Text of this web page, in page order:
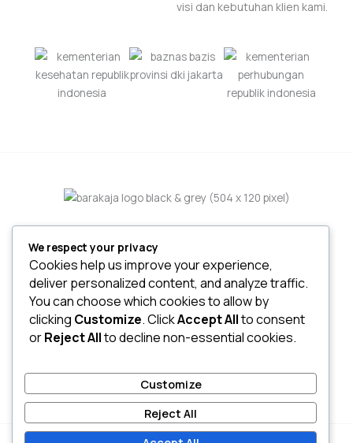
visi dan kebutuhan klien kami.
About
Services
Project
We respect your privacy
Cookies help us improve your experience,
deliver personalized content, and analyze traffic.
You can choose which cookies to allow by
clicking Customize. ClickAccept Allto consent
orReject Allto decline non-essential cookies.
Customize
Reject All